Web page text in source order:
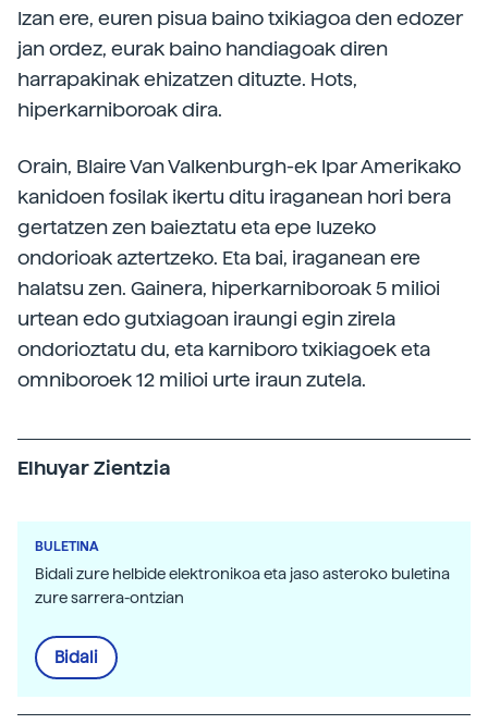
Izan ere, euren pisua baino txikiagoa den edozer
jan ordez, eurak baino handiagoak diren
harrapakinak ehizatzen dituzte. Hots,
hiperkarniboroak dira.
Orain, Blaire Van Valkenburgh-ek Ipar Amerikako
kanidoen fosilak ikertu ditu iraganean hori bera
gertatzen zen baieztatu eta epe luzeko
ondorioak aztertzeko. Eta bai, iraganean ere
halatsu zen. Gainera, hiperkarniboroak 5 milioi
urtean edo gutxiagoan iraungi egin zirela
ondorioztatu du, eta karniboro txikiagoek eta
omniboroek 12 milioi urte iraun zutela.
Elhuyar Zientzia
BULETINA
Bidali zure helbide elektronikoa eta jaso asteroko buletina
zure sarrera-ontzian
Bidali